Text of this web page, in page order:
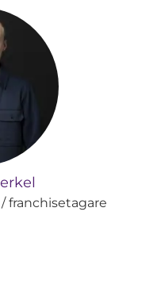
franchisetagare